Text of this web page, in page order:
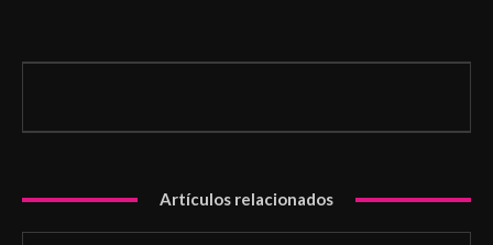
Artículos relacionados